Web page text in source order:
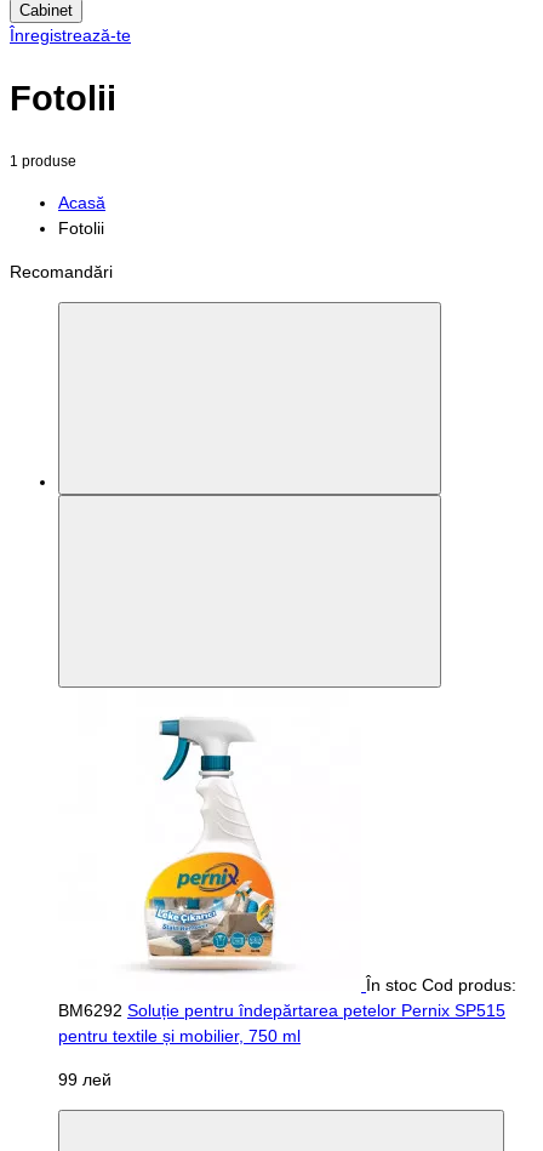
Cabinet
Înregistrează-te
Fotolii
1 produse
Acasă
Fotolii
Recomandări
În stoc Cod produs:
BM6292 Soluție pentru îndepărtarea petelor Pernix SP515
pentru textile și mobilier, 750 ml
99 лей